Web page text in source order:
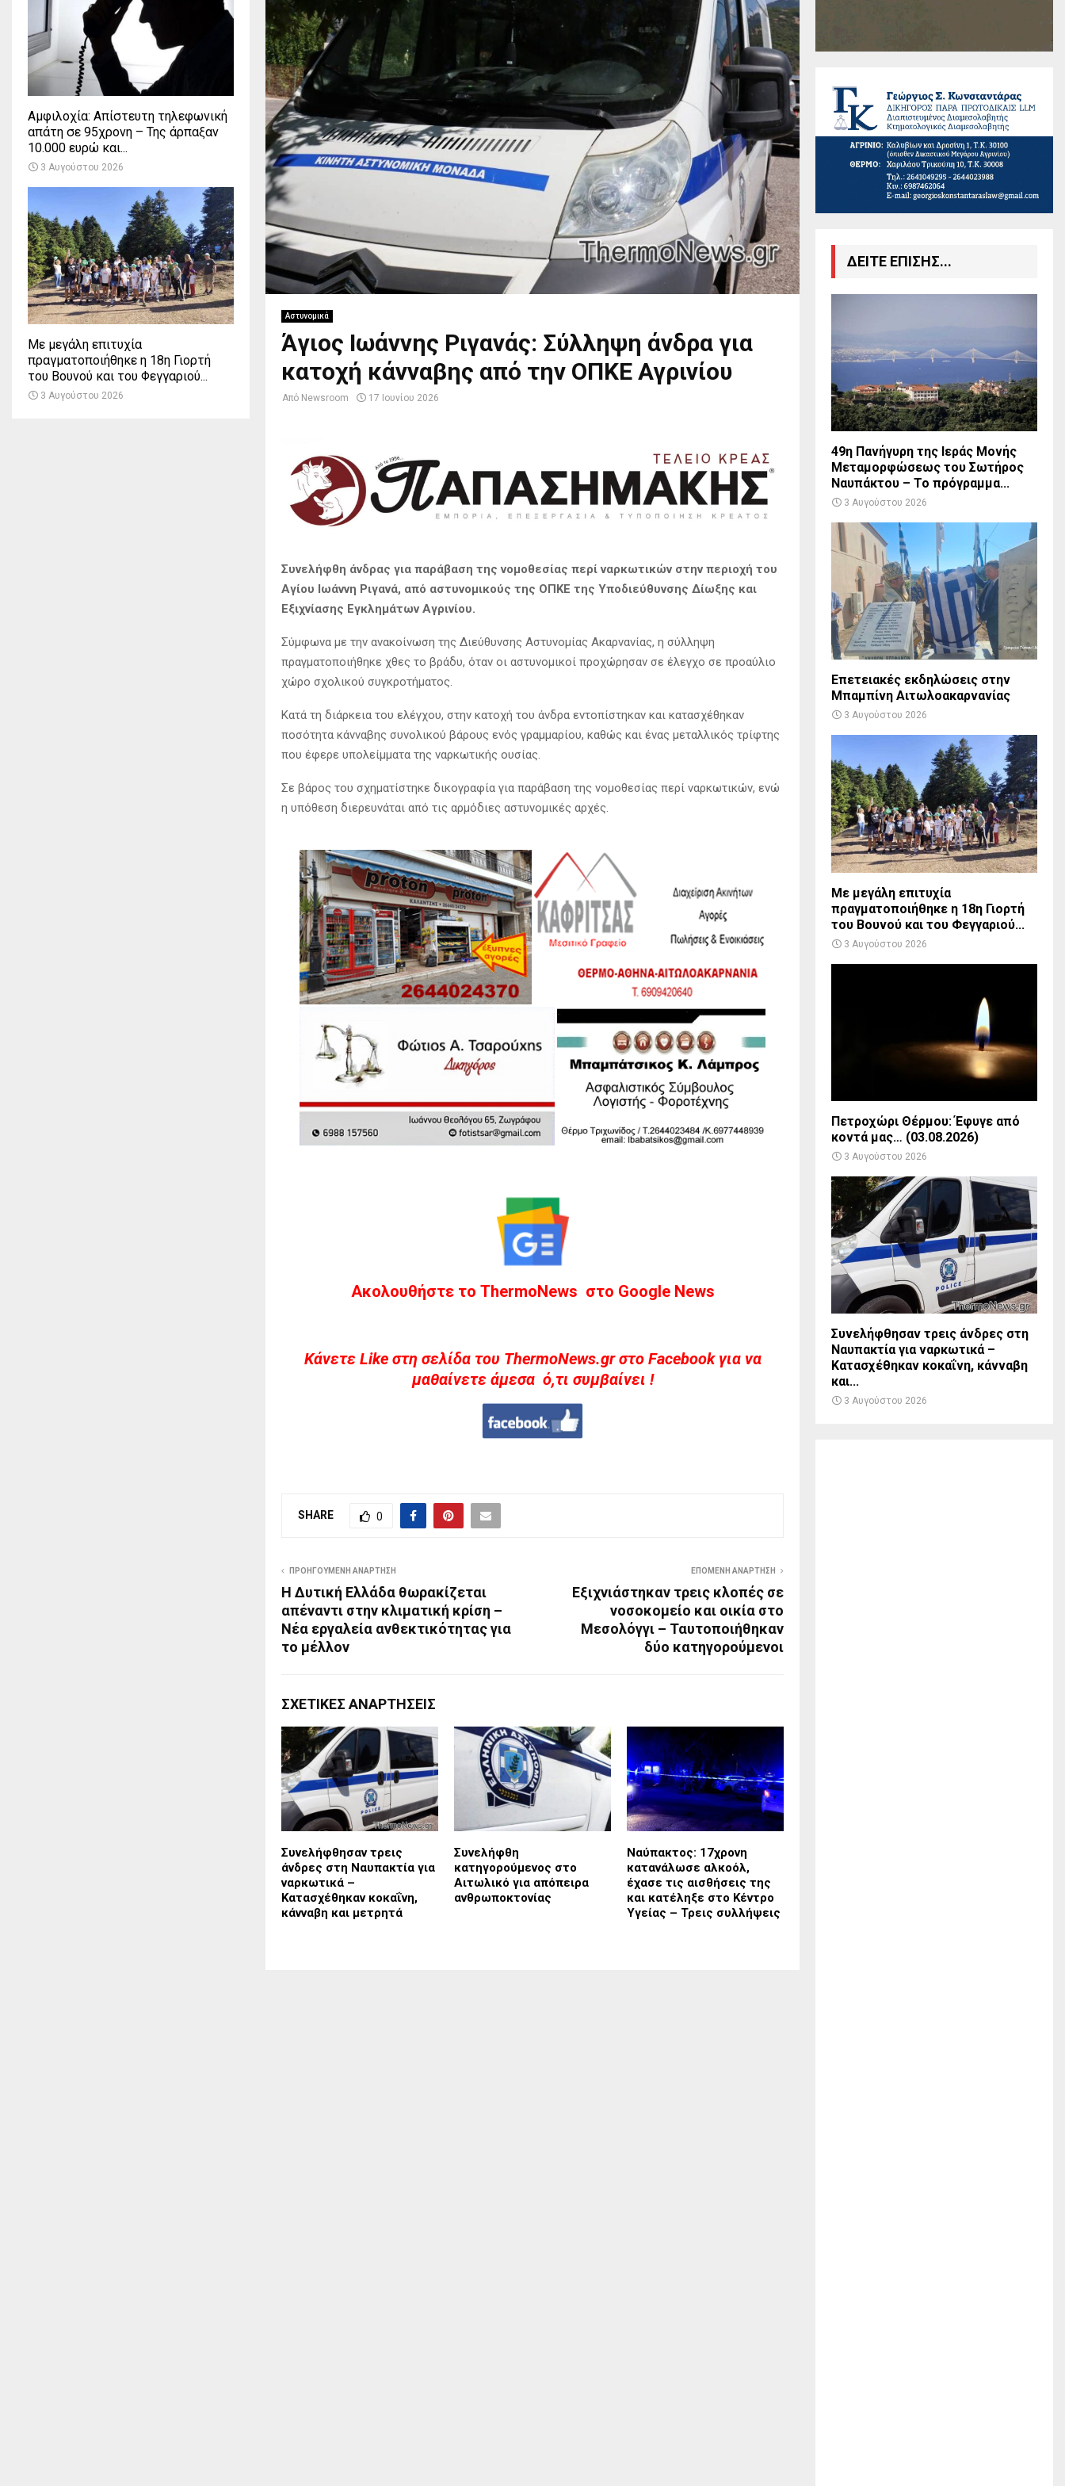
Αστυνομικά
Άγιος Ιωάννης Ριγανάς: Σύλληψη άνδρα για
κατοχή κάνναβης από την ΟΠΚΕ Αγρινίου
Από Newsroom 17 Ιουνίου 2026
Συνελήφθη άνδρας για παράβαση της νομοθεσίας περί ναρκωτικών στην περιοχή του
Αγίου Ιωάννη Ριγανά, από αστυνομικούς της ΟΠΚΕ της Υποδιεύθυνσης Δίωξης και
Εξιχνίασης Εγκλημάτων Αγρινίου.
Σύμφωνα με την ανακοίνωση της Διεύθυνσης Αστυνομίας Ακαρνανίας, η σύλληψη
πραγματοποιήθηκε χθες το βράδυ, όταν οι αστυνομικοί προχώρησαν σε έλεγχο σε προαύλιο
χώρο σχολικού συγκροτήματος.
Κατά τη διάρκεια του ελέγχου, στην κατοχή του άνδρα εντοπίστηκαν και κατασχέθηκαν
ποσότητα κάνναβης συνολικού βάρους ενός γραμμαρίου, καθώς και ένας μεταλλικός τρίφτης
που έφερε υπολείμματα της ναρκωτικής ουσίας.
Σε βάρος του σχηματίστηκε δικογραφία για παράβαση της νομοθεσίας περί ναρκωτικών, ενώ
η υπόθεση διερευνάται από τις αρμόδιες αστυνομικές αρχές.
Ακολουθήστε το ThermoNews στο Google News
Kάνετε Like στη σελίδα του ThermoNews.gr στο Facebook για να
μαθαίνετε άμεσα ό,τι συμβαίνει !
SHARE 0
ΠΡΟΗΓΟΎΜΕΝΗ ΑΝΆΡΤΗΣΗ
Η Δυτική Ελλάδα θωρακίζεται
απέναντι στην κλιματική κρίση –
Νέα εργαλεία ανθεκτικότητας για
το μέλλον
ΕΠΌΜΕΝΗ ΑΝΆΡΤΗΣΗ
Εξιχνιάστηκαν τρεις κλοπές σε
νοσοκομείο και οικία στο
Μεσολόγγι – Ταυτοποιήθηκαν
δύο κατηγορούμενοι
ΣΧΕΤΙΚΈΣ ΑΝΑΡΤΉΣΕΙΣ
Συνελήφθησαν τρεις
άνδρες στη Ναυπακτία για
ναρκωτικά –
Κατασχέθηκαν κοκαΐνη,
κάνναβη και μετρητά
Συνελήφθη
κατηγορούμενος στο
Αιτωλικό για απόπειρα
ανθρωποκτονίας
Ναύπακτος: 17χρονη
κατανάλωσε αλκοόλ,
έχασε τις αισθήσεις της
και κατέληξε στο Κέντρο
Υγείας – Τρεις συλλήψεις
Αμφιλοχία: Απίστευτη τηλεφωνική
απάτη σε 95χρονη – Της άρπαξαν
10.000 ευρώ και...
3 Αυγούστου 2026
Με μεγάλη επιτυχία
πραγματοποιήθηκε η 18η Γιορτή
του Βουνού και του Φεγγαριού...
3 Αυγούστου 2026
ΔΕΙΤΕ ΕΠΙΣΗΣ...
49η Πανήγυρη της Ιεράς Μονής
Μεταμορφώσεως του Σωτήρος
Ναυπάκτου – Το πρόγραμμα...
3 Αυγούστου 2026
Επετειακές εκδηλώσεις στην
Μπαμπίνη Αιτωλοακαρνανίας
3 Αυγούστου 2026
Με μεγάλη επιτυχία
πραγματοποιήθηκε η 18η Γιορτή
του Βουνού και του Φεγγαριού...
3 Αυγούστου 2026
Πετροχώρι Θέρμου: Έφυγε από
κοντά μας… (03.08.2026)
3 Αυγούστου 2026
Συνελήφθησαν τρεις άνδρες στη
Ναυπακτία για ναρκωτικά –
Κατασχέθηκαν κοκαΐνη, κάνναβη
και...
3 Αυγούστου 2026